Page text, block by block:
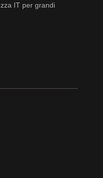
IT per grandi